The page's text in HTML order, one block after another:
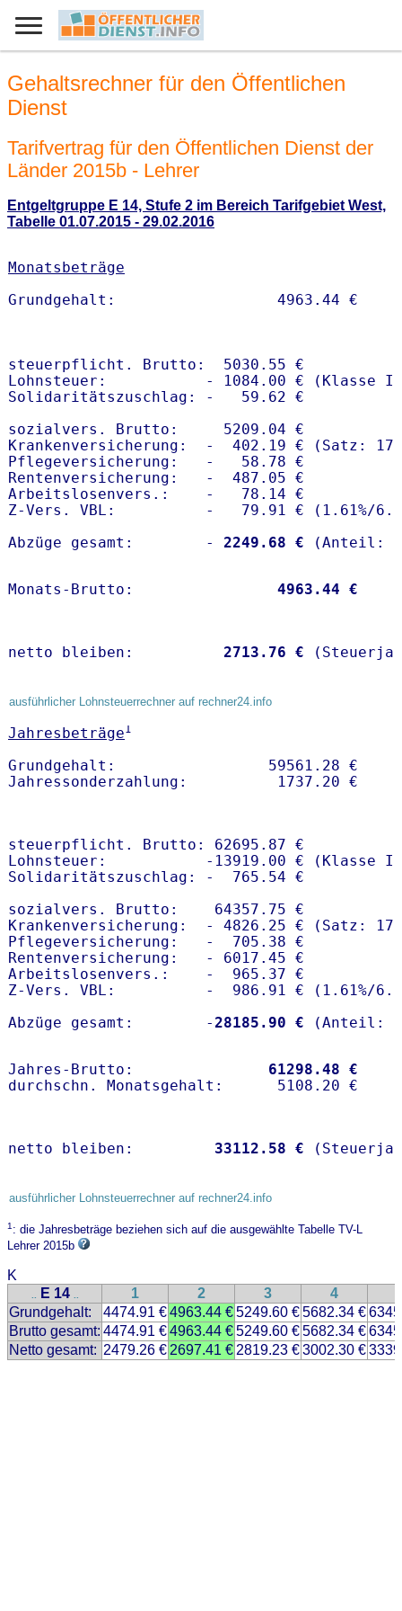
Gehaltsrechner für den Öffentlichen
Dienst
Tarifvertrag für den Öffentlichen Dienst der
Länder 2015b - Lehrer
Entgeltgruppe E 14, Stufe 2 im Bereich Tarifgebiet West,
Tabelle 01.07.2015 - 29.02.2016
Monatsbeträge
steuerpflicht. Brutto:  5030.55 €
Lohnsteuer:           - 1084.00 € (Klasse I)
Solidaritätszuschlag: -   59.62 €
sozialvers. Brutto:     5209.04 €
Krankenversicherung:  -  402.19 € (Satz:
Pflegeversicherung:   -   58.78 €
Rentenversicherung:   -  487.05 €
Arbeitslosenvers.:    -   78.14 €
Z-Vers. VBL:          -   79.91 € ( 1.61%/
Abzüge gesamt:        -
2249.68 €
Monats-Brutto: 4963.44 €
netto bleiben: 2713.76 €
ausführlicher Lohnsteuerrechner auf rechner24.info
Jahresbeträge1
Grundgehalt:                 59561.28 €
steuerpflicht. Brutto: 62695.87 €
Lohnsteuer:           -13919.00 € (Klasse I)
Solidaritätszuschlag: -  765.54 €
sozialvers. Brutto:    64357.75 €
Krankenversicherung:  - 4826.25 € (Satz:
Pflegeversicherung:   -  705.38 €
Rentenversicherung:   - 6017.45 €
Arbeitslosenvers.:    -  965.37 €
Z-Vers. VBL:          -  986.91 € ( 1.61%/
Abzüge gesamt:        -28185.90 €
Jahres-Brutto: 61298.48 €
netto bleiben: 33112.58 €
ausführlicher Lohnsteuerrechner auf rechner24.info
1: die Jahresbeträge beziehen sich auf die ausgewählte Tabelle TV-L
Lehrer 2015b
K
.. E 14 .. 1 2 3 4
Grundgehalt:
4474.91 €4963.44 €5249.60 €5682.34 €
Brutto gesamt: 4474.91 €4963.44 €5249.60 €5682.34 €
Netto gesamt: 2479.26 € 2697.41 € 2819.23 €3002.30 €